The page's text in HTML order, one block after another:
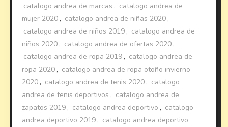
catalogo andrea de marcas , catalogo andrea de
mujer 2020 , catalogo andrea de niñas 2020 ,
catalogo andrea de niños 2019 , catalogo andrea de
niños 2020 , catalogo andrea de ofertas 2020 ,
catalogo andrea de ropa 2019 , catalogo andrea de
ropa 2020 , catalogo andrea de ropa otoño invierno
2020 , catalogo andrea de tenis 2020 , catalogo
andrea de tenis deportivos , catalogo andrea de
zapatos 2019 , catalogo andrea deportivo , catalogo
andrea deportivo 2019 , catalogo andrea deportivo